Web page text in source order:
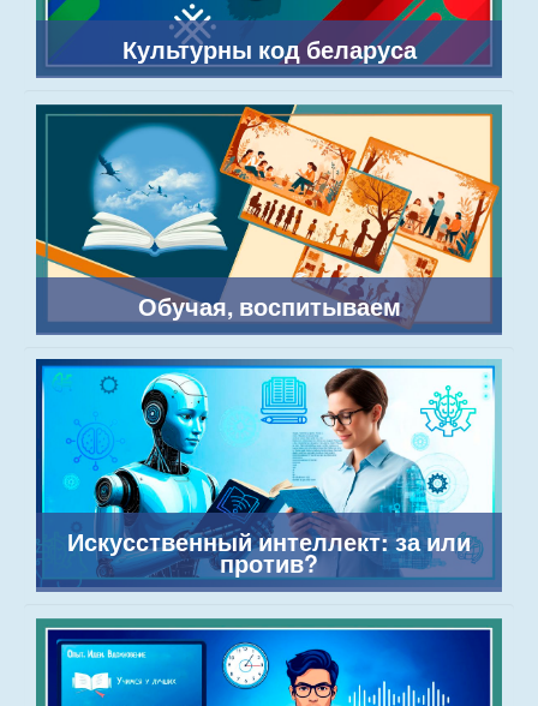
Культурны код беларуса
Обучая, воспитываем
Искусственный интеллект: за или
против?